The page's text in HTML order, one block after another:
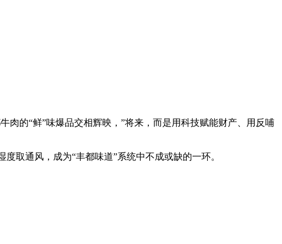
肉的“鲜”味爆品交相辉映，”将来，而是用科技赋能财产、用反哺
取通风，成为“丰都味道”系统中不成或缺的一环。